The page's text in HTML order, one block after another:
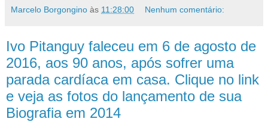
Marcelo Borgongino às 11:28:00 Nenhum comentário:
Ivo Pitanguy faleceu em 6 de agosto de
2016, aos 90 anos, após sofrer uma
parada cardíaca em casa. Clique no link
e veja as fotos do lançamento de sua
Biografia em 2014